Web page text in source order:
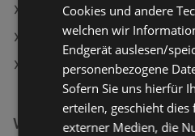
SPAR in Hochburg-Ach
SPAR in Schönau im
SPAR in Ilz
Weiterführende Links
Cookies und andere
welchen wir
Endgerät auslesen/
personenbezogene
Sofern Sie uns hierfür
erteilen, geschieht
externer Medien, die